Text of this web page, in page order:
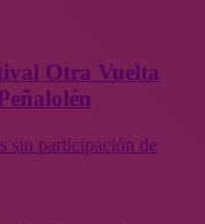
Otra Vuelta
sin participación de